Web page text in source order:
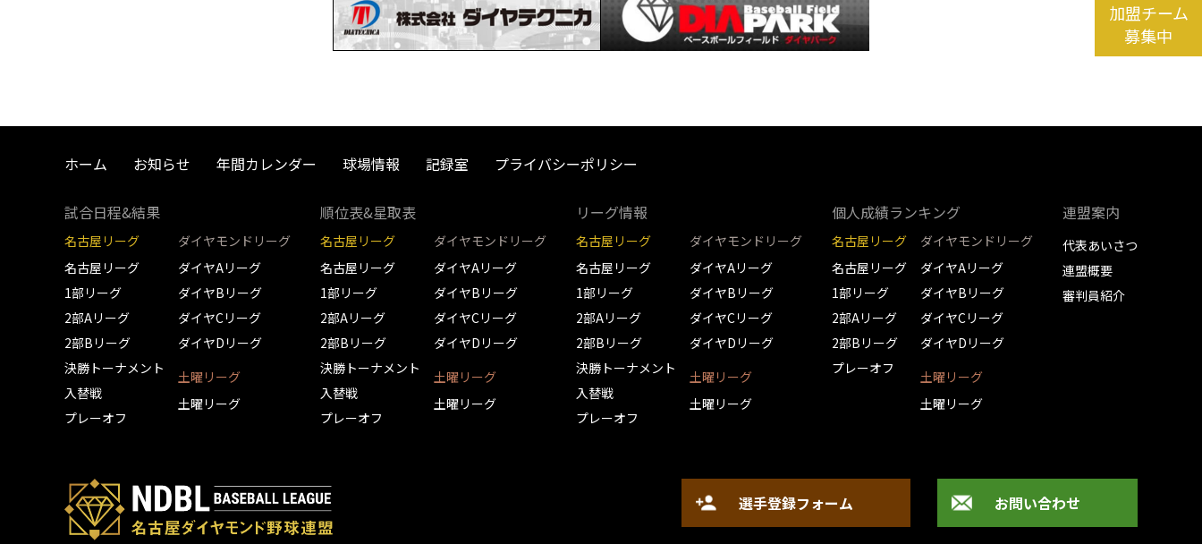
加盟チーム
募集中
ホーム お知らせ 年間カレンダー 球場情報 記録室 プライバシーポリシー
試合日程&結果
名古屋リーグ
名古屋リーグ
1部リーグ
2部Aリーグ
2部Bリーグ
決勝トーナメント
入替戦
プレーオフ
ダイヤモンドリーグ
ダイヤAリーグ
ダイヤBリーグ
ダイヤCリーグ
ダイヤDリーグ
土曜リーグ
土曜リーグ
順位表&星取表
名古屋リーグ
名古屋リーグ
1部リーグ
2部Aリーグ
2部Bリーグ
決勝トーナメント
入替戦
プレーオフ
ダイヤモンドリーグ
ダイヤAリーグ
ダイヤBリーグ
ダイヤCリーグ
ダイヤDリーグ
土曜リーグ
土曜リーグ
リーグ情報
名古屋リーグ
名古屋リーグ
1部リーグ
2部Aリーグ
2部Bリーグ
決勝トーナメント
入替戦
プレーオフ
ダイヤモンドリーグ
ダイヤAリーグ
ダイヤBリーグ
ダイヤCリーグ
ダイヤDリーグ
土曜リーグ
土曜リーグ
個人成績ランキング
名古屋リーグ
名古屋リーグ
1部リーグ
2部Aリーグ
2部Bリーグ
プレーオフ
ダイヤモンドリーグ
ダイヤAリーグ
ダイヤBリーグ
ダイヤCリーグ
ダイヤDリーグ
土曜リーグ
土曜リーグ
連盟案内
代表あいさつ
連盟概要
審判員紹介
選手登録フォーム お問い合わせ